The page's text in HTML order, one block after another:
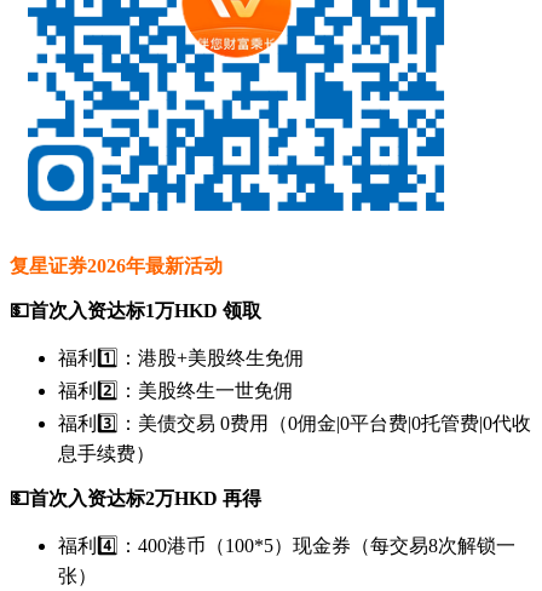
复星证券2026年最新活动
💵首次入资达标1万HKD 领取
福利1️⃣：港股+美股终生免佣
福利2️⃣：美股终生一世免佣
福利3️⃣：美债交易 0费用（0佣金|0平台费|0托管费|0代收
息手续费）
💵首次入资达标2万HKD 再得
福利4️⃣：400港币（100*5）现金券（每交易8次解锁一
张）